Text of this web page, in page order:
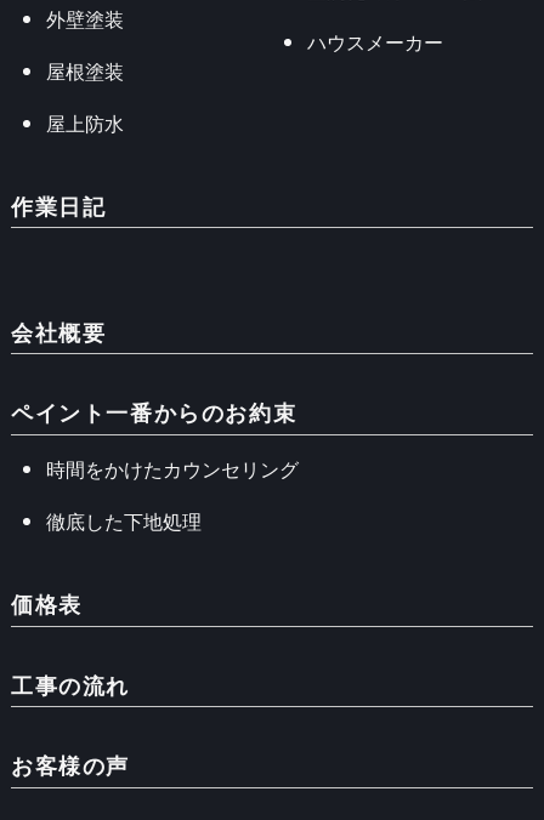
外壁塗装
屋根塗装
屋上防水
ハウスメーカー
作業日記
会社概要
ペイント一番からのお約束
時間をかけたカウンセリング
徹底した下地処理
価格表
工事の流れ
お客様の声